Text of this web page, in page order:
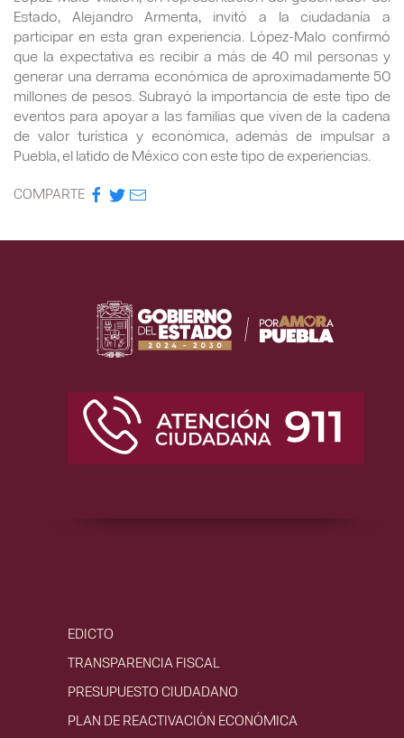
Estado, Alejandro Armenta, invitó a la ciudadanía a
participar en esta gran experiencia. López-Malo confirmó
que la expectativa es recibir a más de 40 mil personas y
generar una derrama económica de aproximadamente 50
millones de pesos. Subrayó la importancia de este tipo de
eventos para apoyar a las familias que viven de la cadena
de valor turística y económica, además de impulsar a
Puebla, el latido de México con este tipo de experiencias.
COMPARTE
EDICTO
TRANSPARENCIA FISCAL
PRESUPUESTO CIUDADANO
PLAN DE REACTIVACIÓN ECONÓMICA